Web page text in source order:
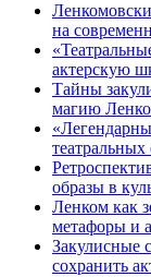
на
актерскую
Тайны
магию
театральных
образы в
Ленком как
метафоры и
Закулисные
сохранить